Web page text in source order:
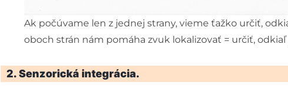
Ak počúvame len z jednej strany, vieme ťažko určiť,
oboch strán nám pomáha zvuk lokalizovať = určiť, odkiaľ
2. Senzorická integrácia.